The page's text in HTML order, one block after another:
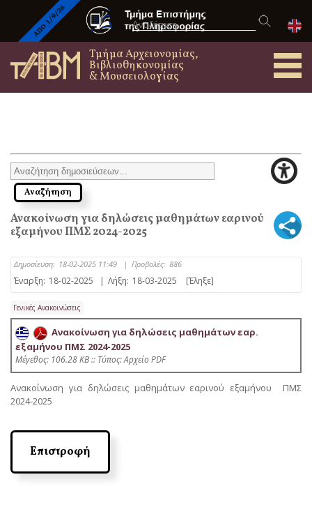
Τμήμα Αρχειονομίας,
Βιβλιοθηκονομίας
& Μουσειολογίας
Ανακοίνωση για δηλώσεις μαθημάτων εαρινού
εξαμήνου ΠΜΣ 2024-2025
Δημοσίευση: 18-02-2025 11:49 | Προβολές: 886
Έναρξη: 18-02-2025 | Λήξη: 18-03-2025 [Έληξε]
Γενικές Ανακοινώσεις
Ανακοίνωση για δηλώσεις μαθημάτων εαρ.
εξαμήνου ΠΜΣ 2024-2025
Mέγεθος: 106.28 KB :: Τύπος: Αρχείο PDF
Ανακοίνωση για δηλώσεις μαθημάτων εαρινού εξαμήνου ΠΜΣ
2024-2025
Επιστροφή